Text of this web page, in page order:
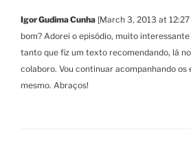
Igor Gudima Cunha [March 3, 2013 at
bom? Adorei o episódio, muito
tanto que fiz um texto recomendando, lá
colaboro. Vou continuar acompanhando os
mesmo. Abraços!